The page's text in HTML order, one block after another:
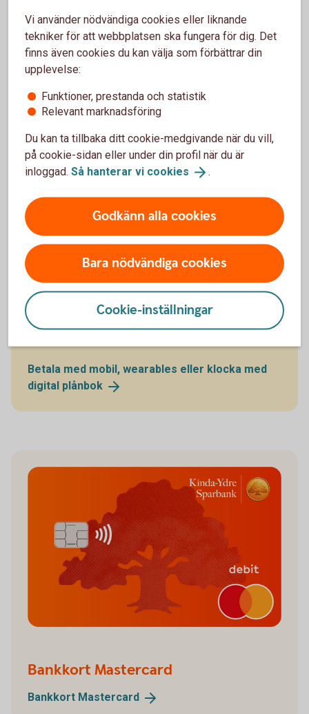
fått det?
Om du vill använda ditt nya bankkort Mastercard
innan du fått det hemskickat, kan du lägga till det i en
digital plånbok (Wallet), till exempel Apple Pay,
Samsung Pay och Swedbank Plånbok. Du kan enkelt
ansluta ditt kort till en Wallet direkt efter beställning.
Därefter kan du börja handla med kortet utan att ha
Betala med mobil, wearables eller klocka med
digital plånbok
Bankkort Mastercard
Bankkort Mastercard
Vi använder nödvändiga cookies eller liknande
tekniker för att webbplatsen ska fungera för dig. Det
finns även cookies du kan välja som förbättrar din
upplevelse:
Funktioner, prestanda och statistik
Relevant marknadsföring
Du kan ta tillbaka ditt cookie-medgivande när du vill,
på cookie-sidan eller under din profil när du är
inloggad. Så hanterar vi cookies .
Godkänn alla cookies
Bara nödvändiga cookies
Cookie-inställningar